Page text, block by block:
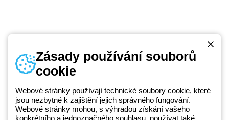
Telefonní číslo
+420 531 014 111
Zásady používání souborů
cookie
Webové stránky používají technické soubory cookie, které
jsou nezbytné k zajištění jejich správného fungování.
Webové stránky mohou, s výhradou získání vašeho
konkrétního a jednoznačného souhlasu, používat také